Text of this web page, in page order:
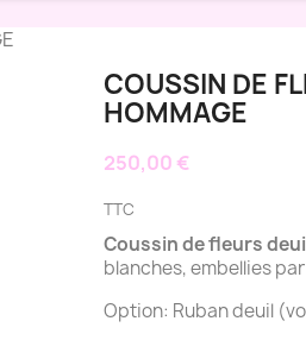
COUSSIN DE
HOMMAGE
250,00 €
TTC
Coussin de fleurs
blanches, embellies
Option: Ruban deuil